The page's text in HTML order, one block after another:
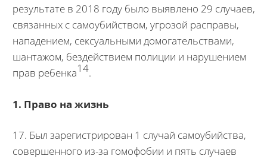
результате в 2018 году было выявлено 29 случаев,
связанных с самоубийством, угрозой расправы,
нападением, сексуальными домогательствами,
шантажом, бездействием полиции и нарушением
прав ребенка14.
1. Право на жизнь
17. Был зарегистрирован 1 случай самоубийства,
совершенного из-за гомофобии и пять случаев